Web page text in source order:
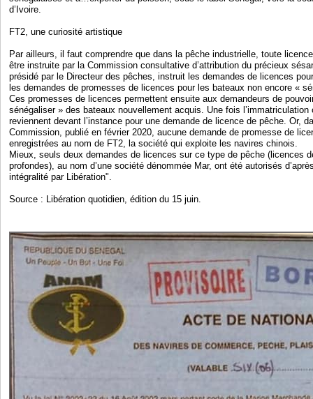
d’Ivoire.
FT2, une curiosité artistique
Par ailleurs, il faut comprendre que dans la pêche industrielle, toute
être instruite par la Commission consultative d’attribution du précieux
présidé par le Directeur des pêches, instruit les demandes de licences
les demandes de promesses de licences pour les bateaux non encore «
Ces promesses de licences permettent ensuite aux demandeurs de
sénégaliser » des bateaux nouvellement acquis. Une fois l’immatriculation
reviennent devant l’instance pour une demande de licence de pêche. Or,
Commission, publié en février 2020, aucune demande de promesse de
enregistrées au nom de FT2, la société qui exploite les navires chinois.
Mieux, seuls deux demandes de licences sur ce type de pêche (licences
profondes), au nom d’une société dénommée Mar, ont été autorisés
intégralité par Libération".
Source : Libération quotidien, édition du 15 juin.